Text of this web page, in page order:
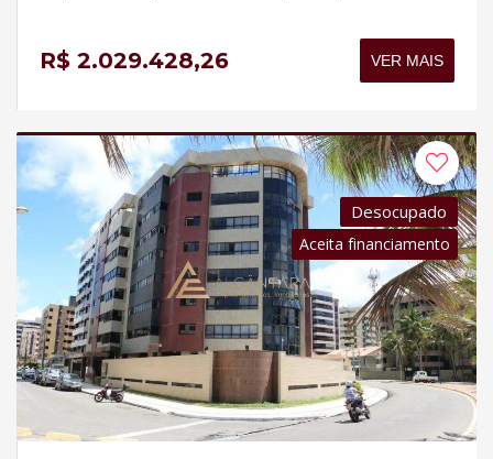
R$ 2.029.428,26 VER MAIS
Desocupado
Aceita financiamento